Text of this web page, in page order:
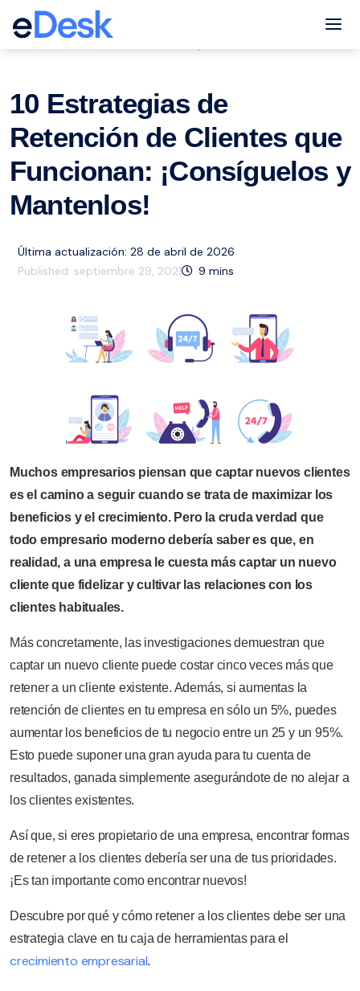
eCommerce Support Central
10 Estrategias de
Retención de Clientes que
Funcionan: ¡Consíguelos y
Mantenlos!
Última actualización: 28 de abril de 2026
Published: septiembre 29, 2021 9 mins
Muchos empresarios piensan que captar nuevos clientes
es el camino a seguir cuando se trata de maximizar los
beneficios y el crecimiento. Pero la cruda verdad que
todo empresario moderno debería saber es que, en
realidad, a una empresa le cuesta más captar un nuevo
cliente que fidelizar y cultivar las relaciones con los
clientes habituales.
Más concretamente, las investigaciones demuestran que
captar un nuevo cliente puede costar cinco veces más que
retener a un cliente existente. Además, si aumentas la
retención de clientes en tu empresa en sólo un 5%, puedes
aumentar los beneficios de tu negocio entre un 25 y un 95%.
Esto puede suponer una gran ayuda para tu cuenta de
resultados, ganada simplemente asegurándote de no alejar a
los clientes existentes.
Así que, si eres propietario de una empresa, encontrar formas
de retener a los clientes debería ser una de tus prioridades.
¡Es tan importante como encontrar nuevos!
Descubre por qué y cómo retener a los clientes debe ser una
estrategia clave en tu caja de herramientas para el
crecimiento empresarial.